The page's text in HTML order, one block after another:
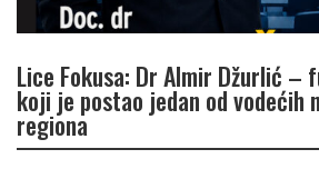
Lice Fokusa: Dr Almir Džurlić –
koji je postao jedan od vodećih
regiona